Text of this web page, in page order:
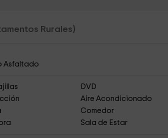
Rurales)
Asfaltado
DVD
Aire Acondicionado
Comedor
Sala de Estar